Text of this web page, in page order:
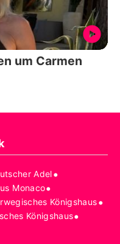
um Carmen
Adel•
Monaco•
Königshaus•
Königshaus•